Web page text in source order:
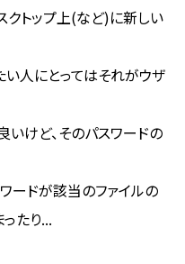
クトップ上(など)に新しい
い人にとってはそれがウザ
いけど、そのパスワードの
ードが該当のファイルの
たり...